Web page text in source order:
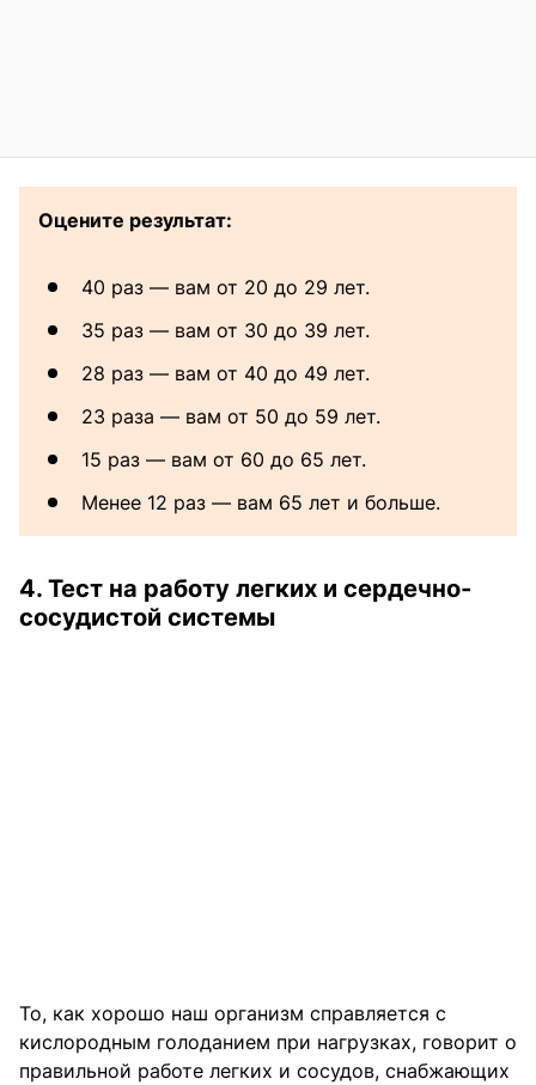
Оцените результат:
40 раз — вам от 20 до 29 лет.
35 раз — вам от 30 до 39 лет.
28 раз — вам от 40 до 49 лет.
23 раза — вам от 50 до 59 лет.
15 раз — вам от 60 до 65 лет.
Менее 12 раз — вам 65 лет и больше.
4. Тест на работу легких и сердечно-
сосудистой системы
То, как хорошо наш организм справляется с
кислородным голоданием при нагрузках, говорит о
правильной работе легких и сосудов, снабжающих